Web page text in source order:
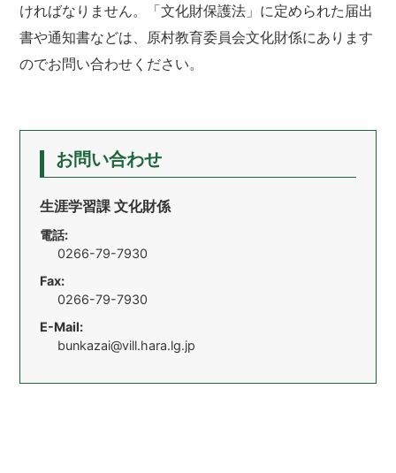
ければなりません。「文化財保護法」に定められた届出
書や通知書などは、原村教育委員会文化財係にあります
のでお問い合わせください。
お問い合わせ
生涯学習課 文化財係
電話:
0266-79-7930
Fax:
0266-79-7930
E-Mail:
bunkazai@vill.hara.lg.jp